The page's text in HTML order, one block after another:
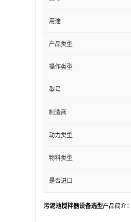
用途
产品类型
操作类型
型号
制造商
动力类型
物料类型
是否进口
污泥池搅拌器设备选型产品简介：